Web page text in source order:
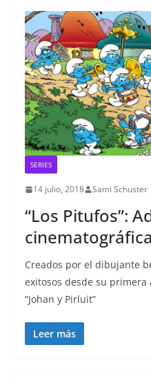
SERIES
14 julio, 2018 Sami Schuster
“Los Pitufos”:
Creados por el dibujante
exitosos desde su
“Johan y Pirluit”
Leer más